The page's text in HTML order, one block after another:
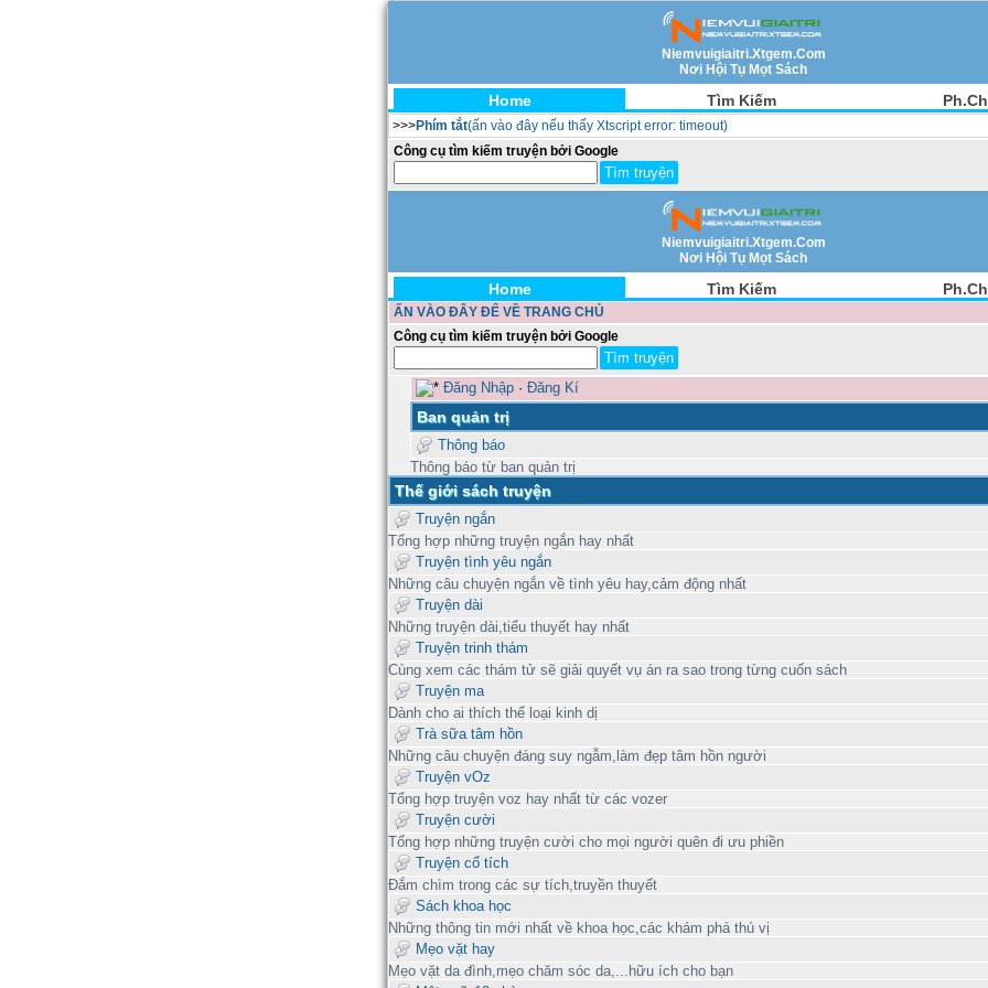
Niemvuigiaitri.Xtgem.Com
Nơi Hội Tụ Mọt Sách
Home Tìm Kiếm
>>>Phím tắt(ấn vào đây nếu thấy Xtscript error: timeout)
Công cụ tìm kiếm truyện bởi Google
Niemvuigiaitri.Xtgem.Com
Nơi Hội Tụ Mọt Sách
Home Tìm Kiếm
ẤN VÀO ĐÂY ĐỂ VỀ TRANG CHỦ
Công cụ tìm kiếm truyện bởi Google
Đăng Nhập · Đăng Kí
Ban quản trị
Thông báo
Thông báo từ ban quản trị
Thế giới sách truyện
Truyện ngắn
Tổng hợp những truyện ngắn hay nhất
Truyện tình yêu ngắn
Những câu chuyện ngắn về tình yêu hay,cảm động nhất
Truyện dài
Những truyện dài,tiểu thuyết hay nhất
Truyện trinh thám
Cùng xem các thám tử sẽ giải quyết vụ án ra sao trong từng cuốn sách
Truyện ma
Dành cho ai thích thể loại kinh dị
Trà sữa tâm hồn
Những câu chuyện đáng suy ngẫm,làm đẹp tâm hồn người
Truyện vOz
Tổng hợp truyện voz hay nhất từ các vozer
Truyện cười
Tổng hợp những truyện cười cho mọi người quên đi ưu phiền
Truyện cổ tích
Đắm chìm trong các sự tích,truyền thuyết
Sách khoa học
Những thông tin mới nhất về khoa học,các khám phá thú vị
Mẹo vặt hay
Mẹo vặt da đình,mẹo chăm sóc da,...hữu ích cho bạn